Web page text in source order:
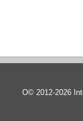
О© 2012-2026